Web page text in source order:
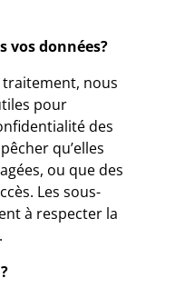
vos données?
nous
pour
des
qu’elles
ou que des
Les sous-
à respecter la